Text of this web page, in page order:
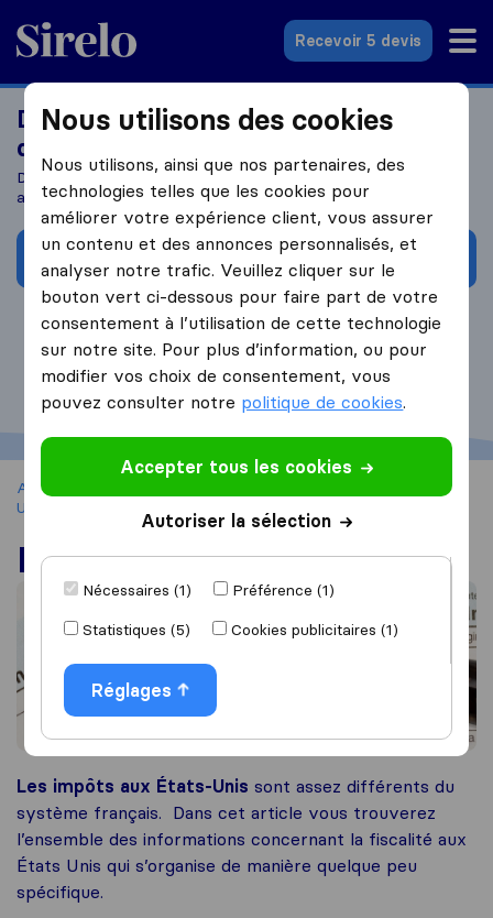
Sirelo.fr
Recevoir 5 devis
Demandez le remboursement maximal
de vos impôts
De la déclaration d'impôts à la collecte des remboursements
avec notre partenaire Taxback
Commencer ici
Accueil
Unis
Les impôts aux États-Unis
Les impôts aux États-Unis sont assez différents du
système français. Dans cet article vous trouverez
l’ensemble des informations concernant la fiscalité aux
États Unis qui s’organise de manière quelque peu
spécifique.
Nous utilisons des cookies
Nous utilisons, ainsi que nos partenaires, des
technologies telles que les cookies pour
améliorer votre expérience client, vous assurer
un contenu et des annonces personnalisés, et
analyser notre trafic. Veuillez cliquer sur le
bouton vert ci-dessous pour faire part de votre
consentement à l’utilisation de cette technologie
sur notre site. Pour plus d’information, ou pour
modifier vos choix de consentement, vous
pouvez consulter notre politique de cookies.
Accepter tous les cookies
Autoriser la sélection
Nécessaires (1)
Préférence (1)
Statistiques (5)
Cookies publicitaires (1)
Réglages